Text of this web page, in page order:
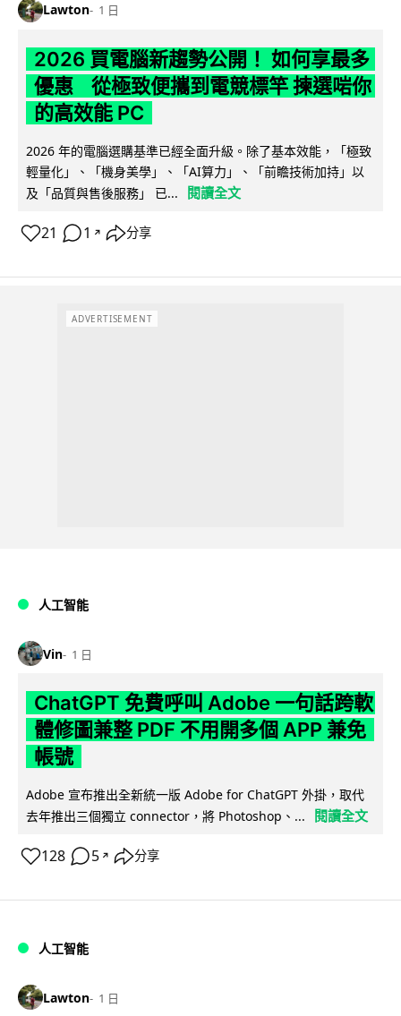
Lawton 1 日
2026 買電腦新趨勢公開！ 如何享最多
優惠 從極致便攜到電競標竿 揀選啱你
的高效能 PC
2026 年的電腦選購基準已經全面升級。除了基本效能，「極致
輕量化」、「機身美學」、「AI算力」、「前瞻技術加持」以
及「品質與售後服務」 已...
閱讀全文
21 1 ↗ 分享
ADVERTISEMENT
人工智能
Vin 1 日
ChatGPT 免費呼叫 Adobe 一句話跨軟
體修圖兼整 PDF 不用開多個 APP 兼免
帳號
Adobe 宣布推出全新統一版 Adobe for ChatGPT 外掛，取代
去年推出三個獨立 connector，將 Photoshop、...
閱讀全文
128 5 ↗ 分享
人工智能
Lawton 1 日